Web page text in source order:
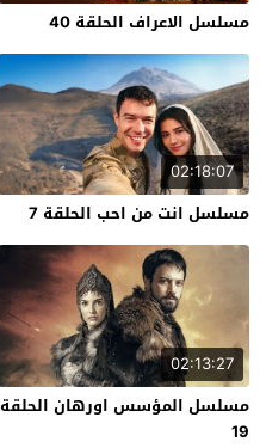
مسلسل الاعراف الحلقة 40
02:18:07
مسلسل انت من احب الحلقة 7
02:13:27
مسلسل المؤسس اورهان الحلقة
19